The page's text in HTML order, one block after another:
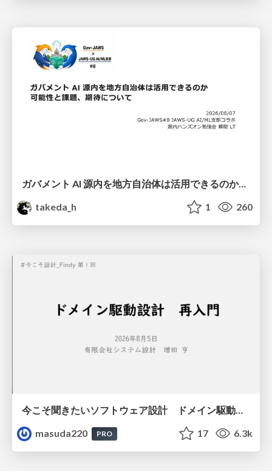
ガバメント AI 源内を地方自治体は活用できるのか 可能性と課題、期待について
takeda_h
1 260
今こそ聞きたいソフトウェア設計 ドメイン駆動設計再入門
masuda220
PRO 17 6.3k